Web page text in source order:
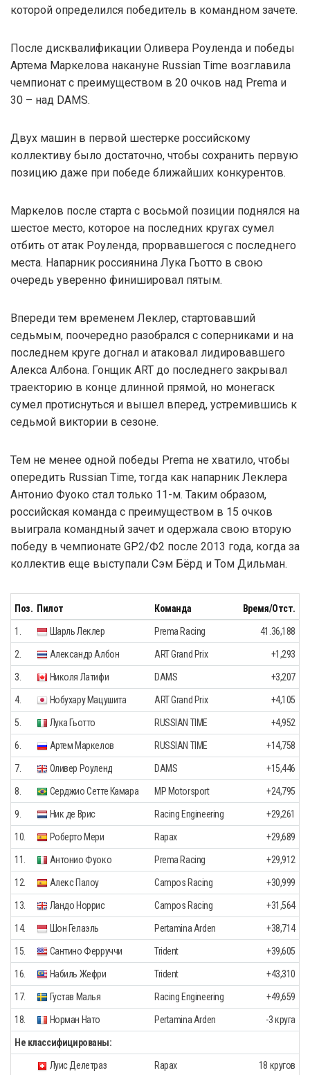
которой определился победитель в командном зачете.
После дисквалификации Оливера Роуленда и победы
Артема Маркелова накануне Russian Time возглавила
чемпионат c преимуществом в 20 очков над Prema и
30 – над DAMS.
Двух машин в первой шестерке российскому
коллективу было достаточно, чтобы сохранить первую
позицию даже при победе ближайших конкурентов.
Маркелов после старта с восьмой позиции поднялся на
шестое место, которое на последних кругах сумел
отбить от атак Роуленда, прорвавшегося с последнего
места. Напарник россиянина Лука Гьотто в свою
очередь уверенно финишировал пятым.
Впереди тем временем Леклер, стартовавший
седьмым, поочередно разобрался с соперниками и на
последнем круге догнал и атаковал лидировавшего
Алекса Албона. Гонщик ART до последнего закрывал
траекторию в конце длинной прямой, но монегаск
сумел протиснуться и вышел вперед, устремившись к
седьмой виктории в сезоне.
Тем не менее одной победы Prema не хватило, чтобы
опередить Russian Time, тогда как напарник Леклера
Антонио Фуоко стал только 11-м. Таким образом,
российская команда с преимуществом в 15 очков
выиграла командный зачет и одержала свою вторую
победу в чемпионате GP2/Ф2 после 2013 года, когда за
коллектив еще выступали Сэм Бёрд и Том Дильман.
Поз. Пилот Команда Время/Отст.
1. Шарль Леклер Prema Racing 41.36,188
2. Александр Албон ART Grand Prix +1,293
3. Николя Латифи DAMS +3,207
4. Нобухару Мацушита ART Grand Prix +4,105
5. Лука Гьотто RUSSIAN TIME +4,952
6. Артем Маркелов RUSSIAN TIME +14,758
7. Оливер Роуленд DAMS +15,446
8. Серджио Сетте Камара MP Motorsport +24,795
9. Ник де Врис Racing Engineering +29,261
10. Роберто Мери Rapax +29,689
11. Антонио Фуоко Prema Racing +29,912
12. Алекс Палоу Campos Racing +30,999
13. Ландо Норрис Campos Racing +31,564
14. Шон Гелаэль Pertamina Arden +38,714
15. Сантино Ферруччи Trident +39,605
16. Набиль Жефри Trident +43,310
17. Густав Малья Racing Engineering +49,659
18. Норман Нато Pertamina Arden -3 круга
Не классифицированы:
Луис Делетраз Rapax 18 кругов